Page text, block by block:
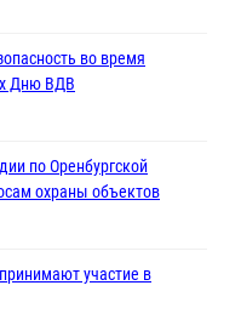
году
во время
Дню ВДВ
по Оренбургской
охраны объектов
участие в